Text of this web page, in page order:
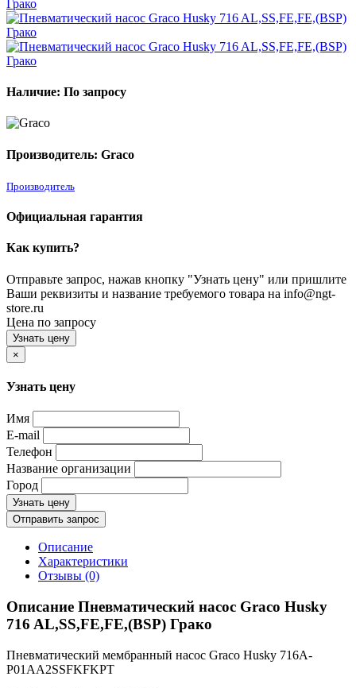
Наличие: По запросу
Производитель: Graco
Производитель
Официальная гарантия
Как купить?
Отправьте запрос, нажав кнопку "Узнать цену" или пришлите
Ваши реквизиты и название требуемого товара на info@ngt-
store.ru
Цена по запросу
Узнать цену
×
Узнать цену
Имя
E-mail
Телефон
Название организации
Город
Узнать цену
Отправить запрос
Описание
Характеристики
Отзывы (0)
Описание Пневматический насос Graco Husky
716 AL,SS,FE,FE,(BSP) Грако
Пневматический мембранный насос Graco Husky 716A-
P01AA2SSFKFKPT